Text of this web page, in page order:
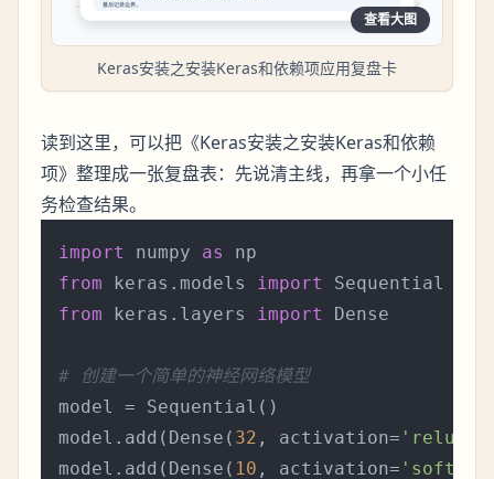
查看大图
Keras安装之安装Keras和依赖项应用复盘卡
读到这里，可以把《Keras安装之安装Keras和依赖
项》整理成一张复盘表：先说清主线，再拿一个小任
务检查结果。
import numpy as
from keras.models import
from keras.layers import Dense
# 创建一个简单的神经网络模型
model = Sequential()
model.add(Dense( 32 , activation= 'relu'
model.add(Dense( 10 , activation=